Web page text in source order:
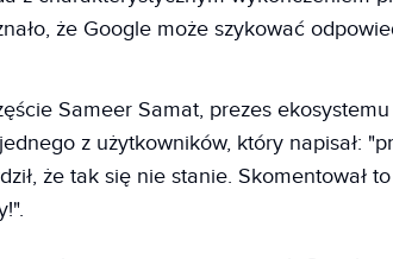
że Google może szykować
Sameer Samat, prezes
z użytkowników, który napisał:
że tak się nie stanie. Skomentował